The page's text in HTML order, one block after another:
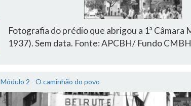
Fotografia do prédio que abrigou a 1ª Câmara
1937). Sem data. Fonte: APCBH/ Fundo
Módulo 2 - O caminhão do povo